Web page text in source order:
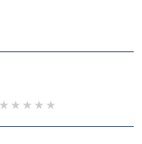
4 stars
3 stars
2 stars
1 star